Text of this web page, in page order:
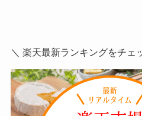
＼ 楽天最新ランキングをチェ